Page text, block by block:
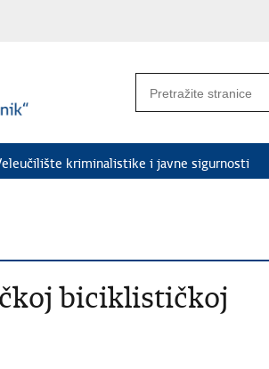
kriminalistike i javne sigurnosti
biciklističkoj